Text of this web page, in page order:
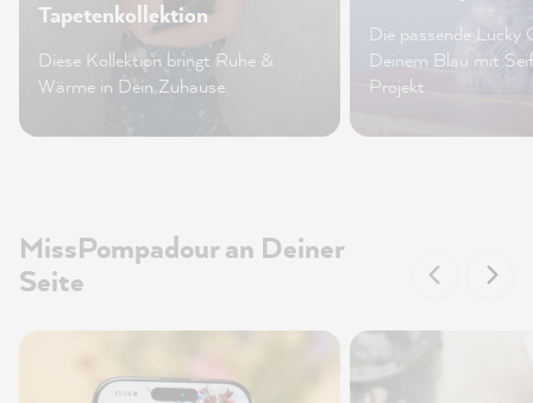
Tapetenkollektion
Diese Kollektion bringt Ruhe &
Wärme in Dein Zuhause.
Die passende Lucky
Deinem Blau mit
Projekt
MissPompadour an Deiner
Seite